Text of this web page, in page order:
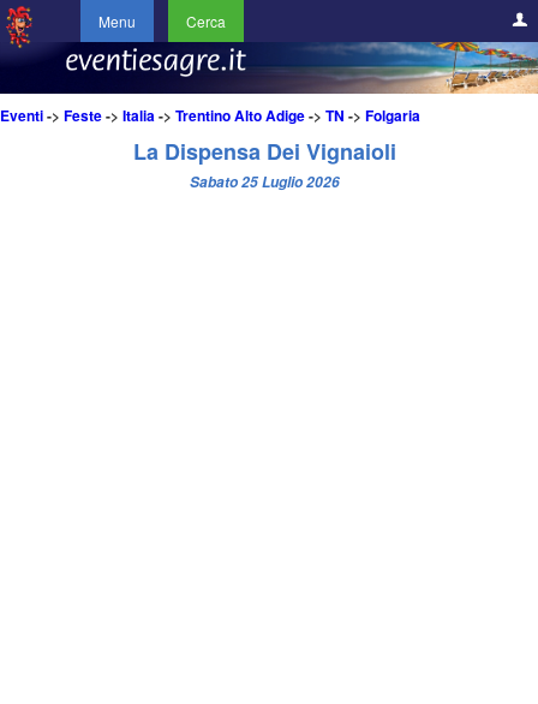
Menu Cerca
Eventi-> Feste-> Italia-> Trentino Alto Adige-> TN -> Folgaria
La Dispensa Dei Vignaioli
Sabato 25 Luglio 2026